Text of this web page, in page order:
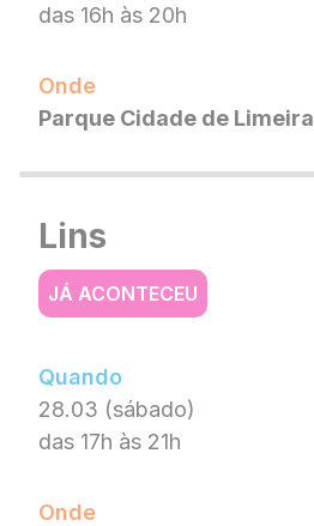
das 16h às 20h
Onde
Parque Cidade de Limeira
Lins
JÁ ACONTECEU
Quando
28.03 (sábado)
das 17h às 21h
Onde